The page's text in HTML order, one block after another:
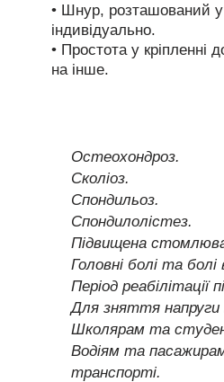
• Шнур, розташований у
індивідуально.
• Простота у кріпленні
на інше.
Остеохондроз.
Сколіоз.
Спондильоз.
Спондилолістез.
Підвищена
Головні болі та
Період реабілітації
Для зняття напруги
Школярам та
Водіям та пасажирам
транспорті.